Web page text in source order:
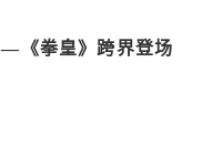
《拳皇》跨界登场